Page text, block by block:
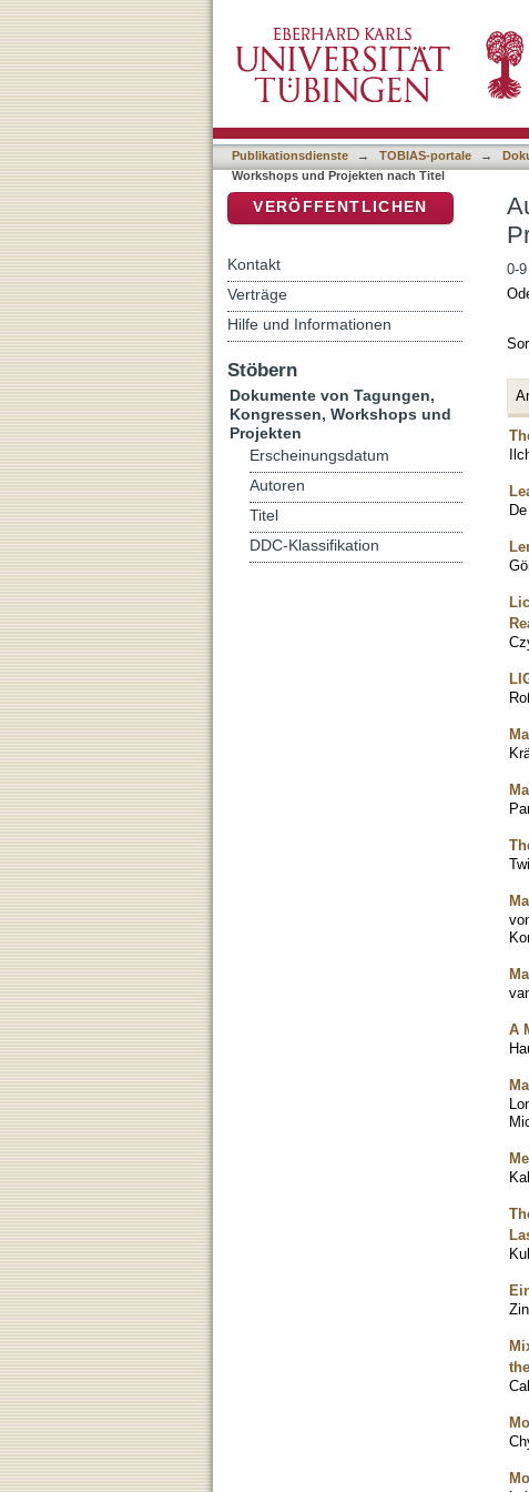
Publikationsdienste → TOBIAS-portale →
Workshops und Projekten nach Titel
0-9
A
VERÖFFENTLICHEN
Kontakt
Verträge
Hilfe und Informationen
Stöbern
Dokumente von Tagungen,
Kongressen, Workshops und
Projekten
Erscheinungsdatum
Autoren
Titel
DDC-Klassifikation